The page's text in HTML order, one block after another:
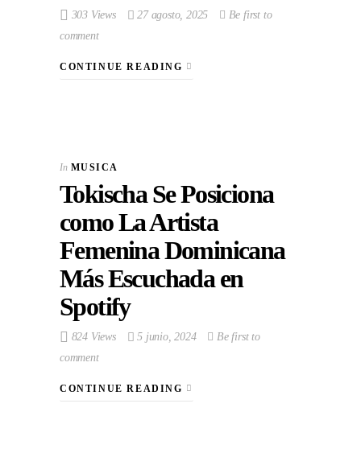
303 Views 27 agosto, 2025
Be first to
comment
CONTINUE READING
In MUSICA
Tokischa Se Posiciona
como La Artista
Femenina Dominicana
Más Escuchada en
Spotify
824 Views 5 junio, 2024
Be first to
comment
CONTINUE READING